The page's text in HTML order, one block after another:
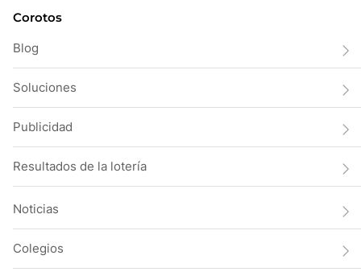
Corotos
Blog
Soluciones
Publicidad
Resultados de la lotería
Noticias
Colegios